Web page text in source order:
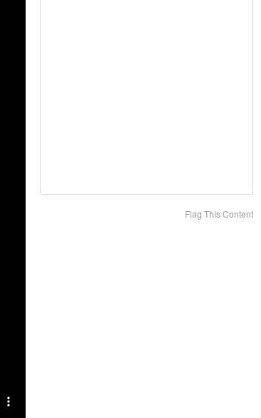
Flag This Content